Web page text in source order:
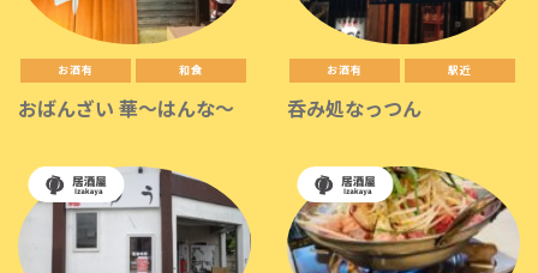
お酒有 和食
おばんざい 華〜はんな〜
お酒有 駅近
呑み処なっつん